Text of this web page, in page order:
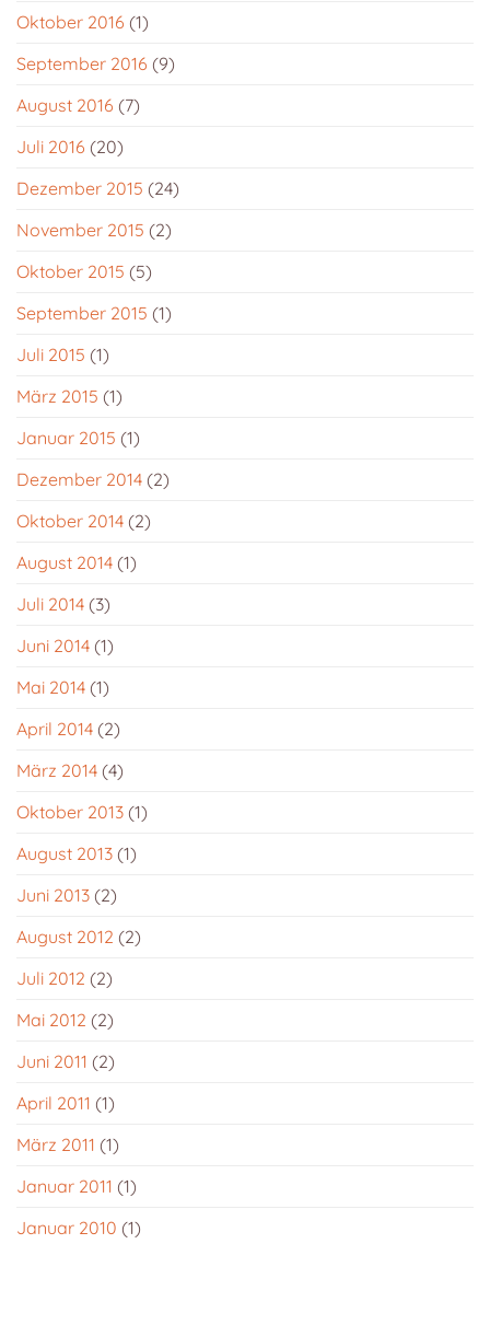
Oktober 2016 (1)
September 2016 (9)
August 2016 (7)
Juli 2016 (20)
Dezember 2015 (24)
November 2015 (2)
Oktober 2015 (5)
September 2015 (1)
Juli 2015 (1)
März 2015 (1)
Januar 2015 (1)
Dezember 2014 (2)
Oktober 2014 (2)
August 2014 (1)
Juli 2014 (3)
Juni 2014 (1)
Mai 2014 (1)
April 2014 (2)
März 2014 (4)
Oktober 2013 (1)
August 2013 (1)
Juni 2013 (2)
August 2012 (2)
Juli 2012 (2)
Mai 2012 (2)
Juni 2011 (2)
April 2011 (1)
März 2011 (1)
Januar 2011 (1)
Januar 2010 (1)